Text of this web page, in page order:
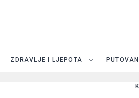
ZDRAVLJE I LJEPOTA